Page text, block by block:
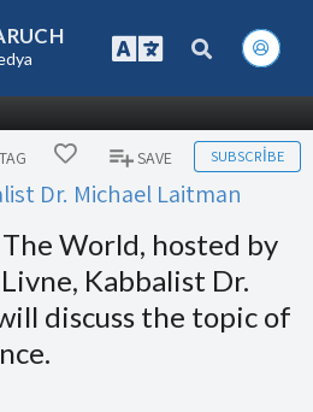
TAG SAVE SUBSCRIBE
Dr. Michael Laitman
World, hosted by
Kabbalist Dr.
discuss the topic of